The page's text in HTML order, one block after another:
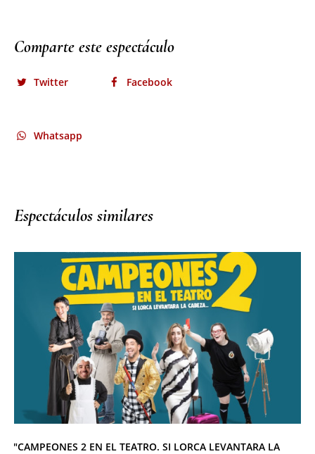
Comparte este espectáculo
Twitter Facebook
Whatsapp
Espectáculos similares
"CAMPEONES 2 EN EL TEATRO. SI LORCA LEVANTARA LA